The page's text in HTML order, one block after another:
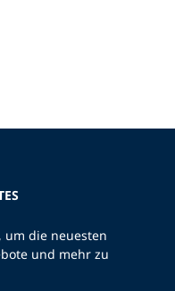
um die neuesten
und mehr zu